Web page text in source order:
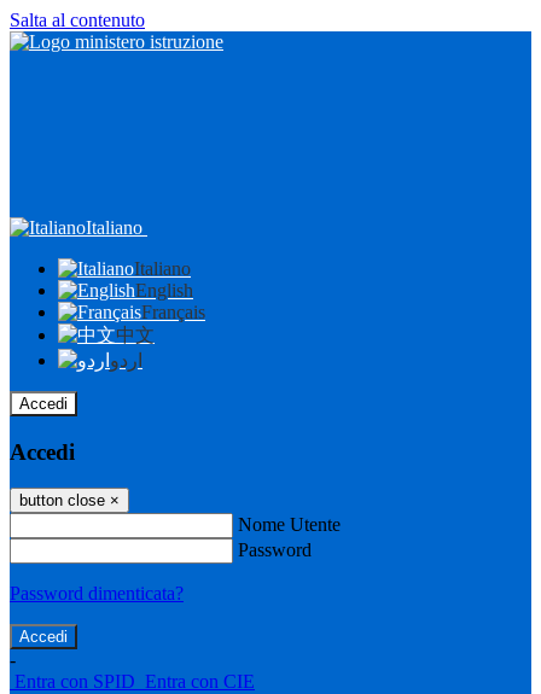
Salta al contenuto
Italiano
Italiano
English
Français
中文
اردو
Accedi
Accedi
button close ×
Nome Utente
Password
Password dimenticata?
-
Entra con SPID Entra con CIE